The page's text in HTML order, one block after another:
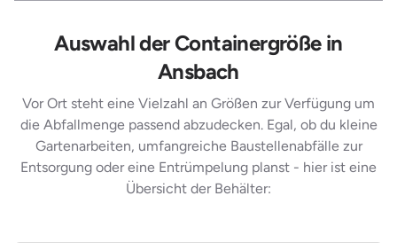
Fässer, Eimer, Sonstiger Hausstand
Auswahl der Containergröße in
Ansbach
Vor Ort steht eine Vielzahl an Größen zur Verfügung um
die Abfallmenge passend abzudecken. Egal, ob du kleine
Gartenarbeiten, umfangreiche Baustellenabfälle zur
Entsorgung oder eine Entrümpelung planst - hier ist eine
Übersicht der Behälter: